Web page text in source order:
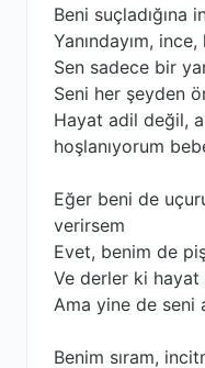
Beni suçladığına
Yanındayım, ince,
Sen sadece bir
Seni her şeyden
Hayat adil değil,
hoşlanıyorum
Eğer beni de
verirsem
Evet, benim de
Ve derler ki
Ama yine de seni
Benim sıram,